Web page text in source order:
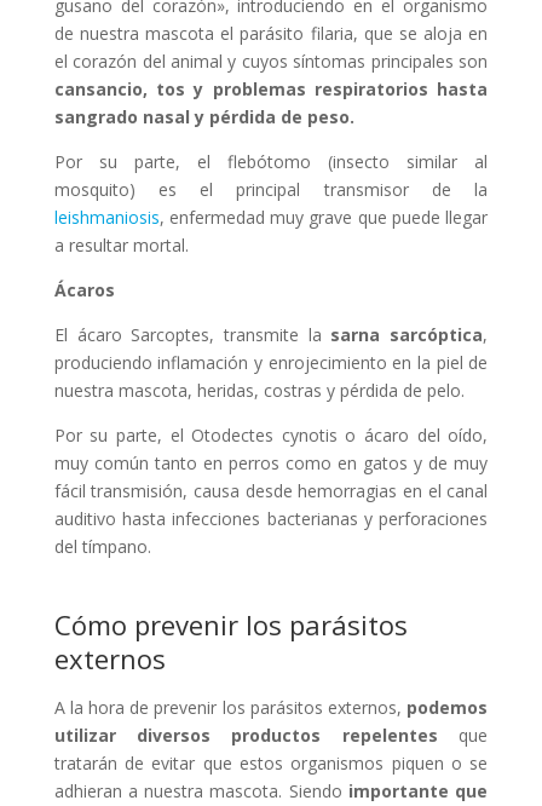
gusano del corazón», introduciendo en el organismo
de nuestra mascota el parásito filaria, que se aloja en
el corazón del animal y cuyos síntomas principales son
cansancio, tos y problemas respiratorios hasta
sangrado nasal y pérdida de peso.
Por su parte, el flebótomo (insecto similar al
mosquito) es el principal transmisor de la
leishmaniosis, enfermedad muy grave que puede llegar
a resultar mortal.
Ácaros
El ácaro Sarcoptes, transmite la sarna sarcóptica,
produciendo inflamación y enrojecimiento en la piel de
nuestra mascota, heridas, costras y pérdida de pelo.
Por su parte, el Otodectes cynotis o ácaro del oído,
muy común tanto en perros como en gatos y de muy
fácil transmisión, causa desde hemorragias en el canal
auditivo hasta infecciones bacterianas y perforaciones
del tímpano.
Cómo prevenir los parásitos
externos
A la hora de prevenir los parásitos externos, podemos
utilizar diversos productos repelentes que
tratarán de evitar que estos organismos piquen o se
adhieran a nuestra mascota. Siendo importante que